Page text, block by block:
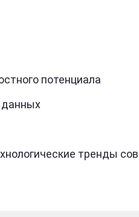
потенциала
данных
тренды